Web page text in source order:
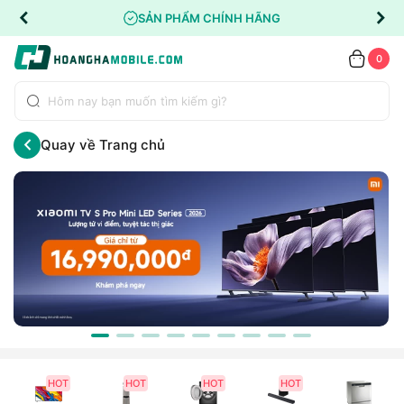
SẢN PHẨM CHÍNH HÃNG
0
Quay về Trang chủ
HOT HOT HOT HOT